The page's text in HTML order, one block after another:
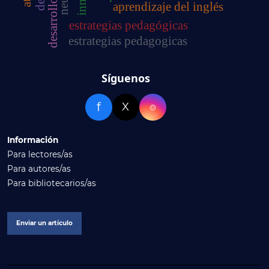
aprendizaje del inglés
estrategias pedagógicas
estrategias pedagogicas
Síguenos
f X ⌾
Información
Para lectores/as
Para autores/as
Para bibliotecarios/as
Enviar un artículo